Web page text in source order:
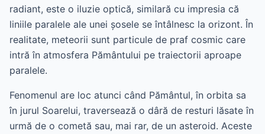
radiant, este o iluzie optică, similară cu impresia că
liniile paralele ale unei șosele se întâlnesc la orizont. În
realitate, meteorii sunt particule de praf cosmic care
intră în atmosfera Pământului pe traiectorii aproape
paralele.
Fenomenul are loc atunci când Pământul, în orbita sa
în jurul Soarelui, traversează o dâră de resturi lăsate în
urmă de o cometă sau, mai rar, de un asteroid. Aceste